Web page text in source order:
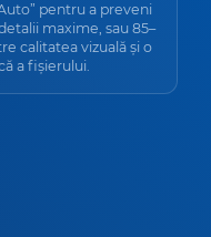
pentru a preveni
maxime, sau 85–
calitatea vizuală și o
a fișierului.